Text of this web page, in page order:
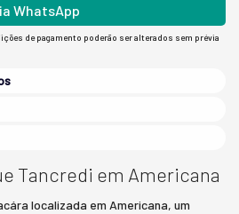
WhatsApp
de pagamento poderão ser alterados sem prévia
Tancredi em Americana
localizada em Americana, um